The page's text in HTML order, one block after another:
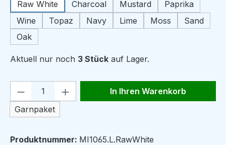
Raw White
Charcoal Mustard
Paprika
Wine
Topaz Navy Lime Moss
Sand
Oak
Aktuell nur noch 3 Stück auf Lager.
Produkt Anzahl: Gib den
Garnpaket
In Ihren Warenkorb
Produktnummer: MI1065.L.RawWhite